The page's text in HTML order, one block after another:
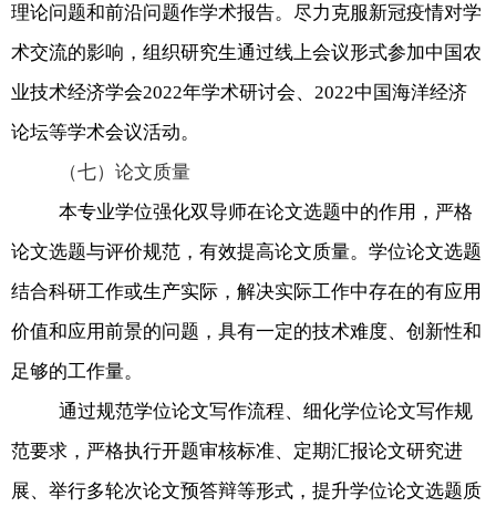
理论问题和前沿问题作学术报告。尽力克服新冠疫情对学
术交流的影响，组织研究生通过线上会议形式参加中国农
业技术经济学会2022年学术研讨会、 2022中国海洋经济
论坛等学术会议活动。
（七）论文质量
本专业学位强化双导师在论文选题中的作用，严格
论文选题与评价规范，有效提高论文质量。学位论文选题
结合科研工作或生产实际，解决实际工作中存在的有应用
价值和应用前景的问题，具有一定的技术难度、创新性和
足够的工作量。
通过规范学位论文写作流程、细化学位论文写作规
范要求，严格执行开题审核标准、定期汇报论文研究进
展、举行多轮次论文预答辩等形式，提升学位论文选题质